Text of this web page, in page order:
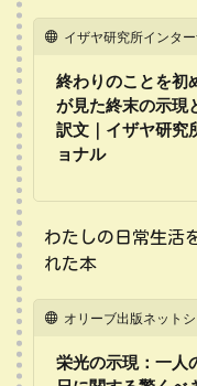
イザヤ研究所インタ
終わりのことを初
が見た終末の示現
訳文｜イザヤ研究
ョナル
わたしの日常生活
れた本
オリーブ出版ネット
栄光の示現：一人